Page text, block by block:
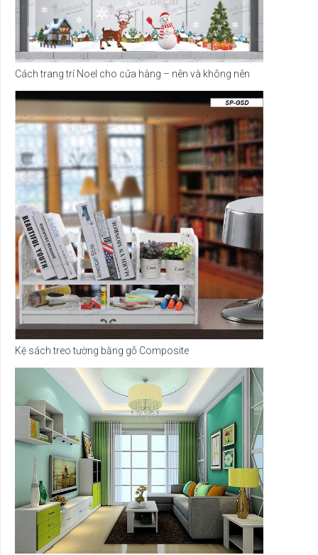
Cách trang trí Noel cho cửa hàng – nên và không nên
Kệ sách treo tường bằng gỗ Composite